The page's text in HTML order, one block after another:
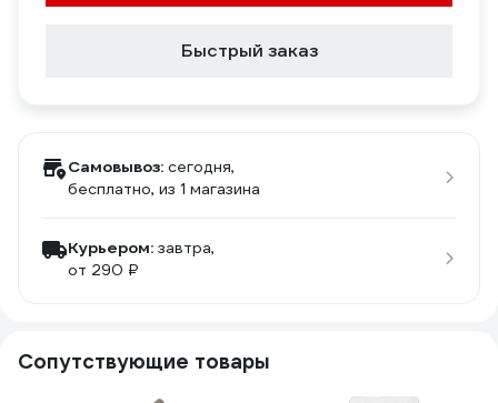
Быстрый заказ
Самовывоз: сегодня,
бесплатно, из 1 магазина
Курьером: завтра,
от 290 ₽
Сопутствующие товары